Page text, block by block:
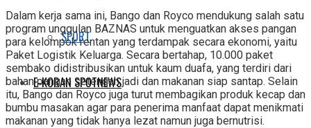
SPORT
E-KORAN SPOTNEWS
Dalam kerja sama ini, Bango dan Royco mendukung salah satu
program unggulan BAZNAS untuk menguatkan akses pangan
para kelompok rentan yang terdampak secara ekonomi, yaitu
Paket Logistik Keluarga. Secara bertahap, 10.000 paket
sembako didistribusikan untuk kaum duafa, yang terdiri dari
bahan pangan setengah jadi dan makanan siap santap. Selain
itu, Bango dan Royco juga turut membagikan produk kecap dan
bumbu masakan agar para penerima manfaat dapat menikmati
makanan yang tidak hanya lezat namun juga bernutrisi.